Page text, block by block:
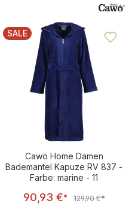
RABATT
SALE
Cawö Home Damen
Bademantel Kapuze RV 837 -
Farbe: marine - 11
90,93 €* Regulärer Preis:
129,90 €*